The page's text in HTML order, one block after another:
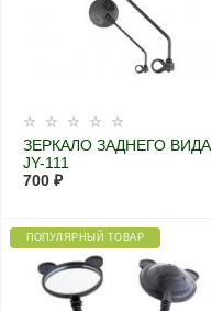
ЗЕРКАЛО ЗАДНЕГО ВИДА
JY-111
700 ₽
ПОПУЛЯРНЫЙ ТОВАР